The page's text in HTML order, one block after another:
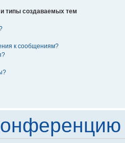
типы создаваемых тем
к сообщениям?